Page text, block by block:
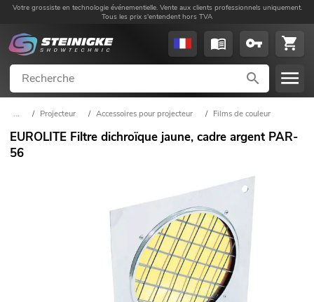
Votre grossiste en technologie événementielle. Vente aux clients professionnels uniquement.
Tous les prix s'entendent hors TVA
... / Projecteur / Accessoires pour projecteur / Films de couleur
EUROLITE Filtre dichroïque jaune, cadre argent PAR-
56